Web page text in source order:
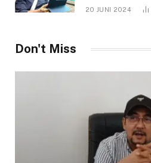
1.000 Hektare
20 JUNI 2024
Don't Miss